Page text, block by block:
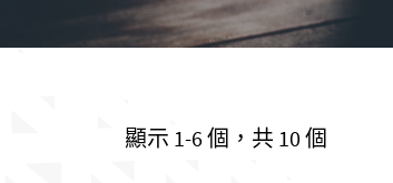
顯示 1-6 個，共 10 個